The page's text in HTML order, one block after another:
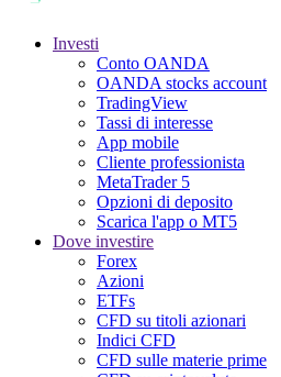
Investi
Conto OANDA
OANDA stocks account
TradingView
Tassi di interesse
App mobile
Cliente professionista
MetaTrader 5
Opzioni di deposito
Scarica l'app o MT5
Dove investire
Forex
Azioni
ETFs
CFD su titoli azionari
Indici CFD
CFD sulle materie prime